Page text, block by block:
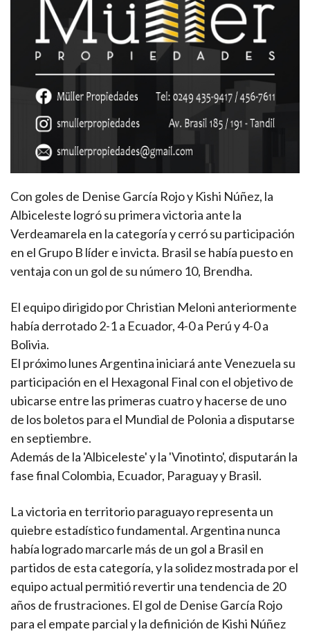
Con goles de Denise García Rojo y Kishi Núñez, la
Albiceleste logró su primera victoria ante la
Verdeamarela en la categoría y cerró su participación
en el Grupo B líder e invicta. Brasil se había puesto en
ventaja con un gol de su número 10, Brendha.
El equipo dirigido por Christian Meloni anteriormente
había derrotado 2-1 a Ecuador, 4-0 a Perú y 4-0 a
Bolivia.
El próximo lunes Argentina iniciará ante Venezuela su
participación en el Hexagonal Final con el objetivo de
ubicarse entre las primeras cuatro y hacerse de uno
de los boletos para el Mundial de Polonia a disputarse
en septiembre.
Además de la 'Albiceleste' y la 'Vinotinto', disputarán la
fase final Colombia, Ecuador, Paraguay y Brasil.
La victoria en territorio paraguayo representa un
quiebre estadístico fundamental. Argentina nunca
había logrado marcarle más de un gol a Brasil en
partidos de esta categoría, y la solidez mostrada por el
equipo actual permitió revertir una tendencia de 20
años de frustraciones. El gol de Denise García Rojo
para el empate parcial y la definición de Kishi Núñez